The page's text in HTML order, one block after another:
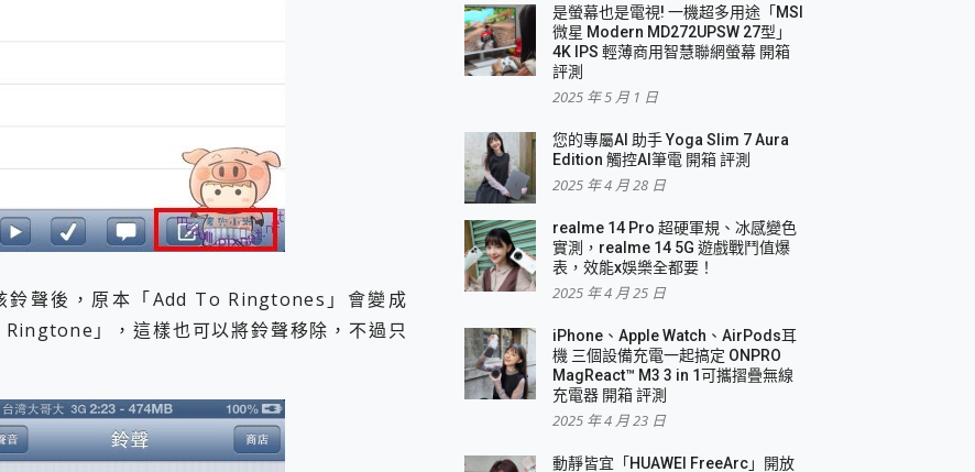
鈴聲後，原本「Add To Ringtones」會變成
」，這樣也可以將鈴聲移除，不過只
是螢幕也是電視! 一機超多用途「MSI
微星 Modern MD272UPSW 27型」
4K IPS 輕薄商用智慧聯網螢幕 開箱
評測
2025 年 5 月 1 日
您的專屬AI 助手 Yoga Slim 7 Aura
Edition 觸控AI筆電 開箱 評測
2025 年 4 月 28 日
realme 14 Pro 超硬軍規、冰感變色
實測，realme 14 5G 遊戲戰鬥值爆
表，效能x娛樂全都要！
2025 年 4 月 25 日
iPhone、Apple Watch、AirPods耳
機 三個設備充電一起搞定 ONPRO
MagReact™ M3 3 in 1可攜摺疊無線
充電器 開箱 評測
2025 年 4 月 23 日
動靜皆宜「HUAWEI FreeArc」開放